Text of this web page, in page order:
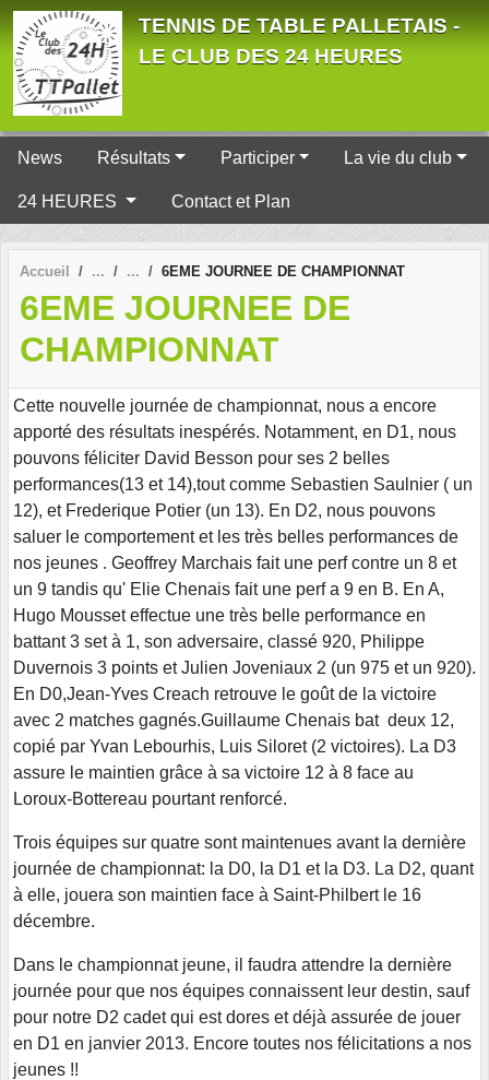
TENNIS DE TABLE PALLETAIS -
LE CLUB DES 24 HEURES
News Résultats Participer La vie du club
24 HEURES Contact et Plan
Accueil 6EME JOURNEE DE CHAMPIONNAT
6EME JOURNEE DE
CHAMPIONNAT
Cette nouvelle journée de championnat, nous a encore
apporté des résultats inespérés. Notamment, en D1, nous
pouvons féliciter David Besson pour ses 2 belles
performances(13 et 14),tout comme Sebastien Saulnier ( un
12), et Frederique Potier (un 13). En D2, nous pouvons
saluer le comportement et les très belles performances de
nos jeunes . Geoffrey Marchais fait une perf contre un 8 et
un 9 tandis qu' Elie Chenais fait une perf a 9 en B. En A,
Hugo Mousset effectue une très belle performance en
battant 3 set à 1, son adversaire, classé 920, Philippe
Duvernois 3 points et Julien Joveniaux 2 (un 975 et un 920).
En D0,Jean-Yves Creach retrouve le goût de la victoire
avec 2 matches gagnés.Guillaume Chenais bat deux 12,
copié par Yvan Lebourhis, Luis Siloret (2 victoires). La D3
assure le maintien grâce à sa victoire 12 à 8 face au
Loroux-Bottereau pourtant renforcé.
Trois équipes sur quatre sont maintenues avant la dernière
journée de championnat: la D0, la D1 et la D3. La D2, quant
à elle, jouera son maintien face à Saint-Philbert le 16
décembre.
Dans le championnat jeune, il faudra attendre la dernière
journée pour que nos équipes connaissent leur destin, sauf
pour notre D2 cadet qui est dores et déjà assurée de jouer
en D1 en janvier 2013. Encore toutes nos félicitations a nos
jeunes !!
Panneau de gestion des cookies